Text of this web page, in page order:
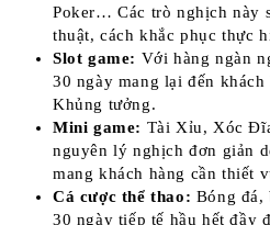
Poker… Các trò nghịch này
thuật, cách khắc phục thực
Slot game: Với hàng ngàn
30 ngày mang lại đến
Khủng tưởng.
Mini game: Tài Xỉu, Xóc
nguyên lý nghịch đơn giản
mang khách hàng cần thiết
Cá cược thể thao: Bóng
30 ngày tiếp tế hầu hết đầy